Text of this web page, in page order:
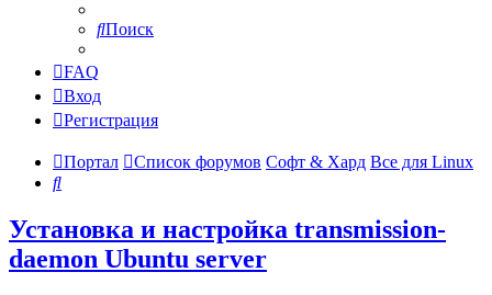
Поиск
FAQ
Вход
Регистрация
Портал Список форумов Софт & Хард Все для Linux
Поиск
Установка и настройка transmission-
daemon Ubuntu server